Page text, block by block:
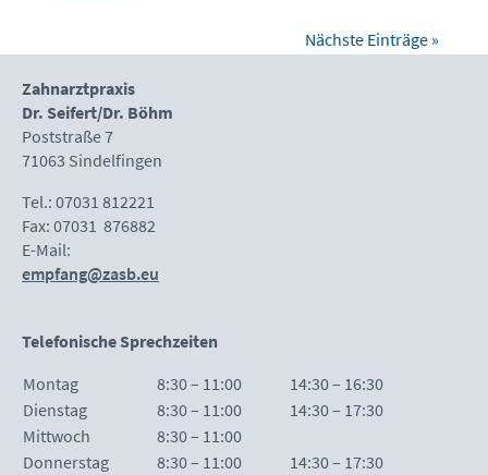
Nächste Einträge »
Zahnarztpraxis
Dr. Seifert/Dr. Böhm
Poststraße 7
71063 Sindelfingen
Tel.: 07031 812221
Fax: 07031 876882
E-Mail:
empfang@zasb.eu
Telefonische Sprechzeiten
Montag
8:30 – 11:00
14:30 – 16:30
Dienstag
8:30 – 11:00
14:30 – 17:30
Mittwoch
8:30 – 11:00
Donnerstag
8:30 – 11:00 14:30 – 17:30